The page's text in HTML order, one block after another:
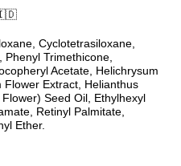
🇮🇩
Cyclotetrasiloxane,
Phenyl Trimethicone,
Acetate, Helichrysum
Flower Extract, Helianthus
Seed Oil, Ethylhexyl
Retinyl Palmitate,
Ether.